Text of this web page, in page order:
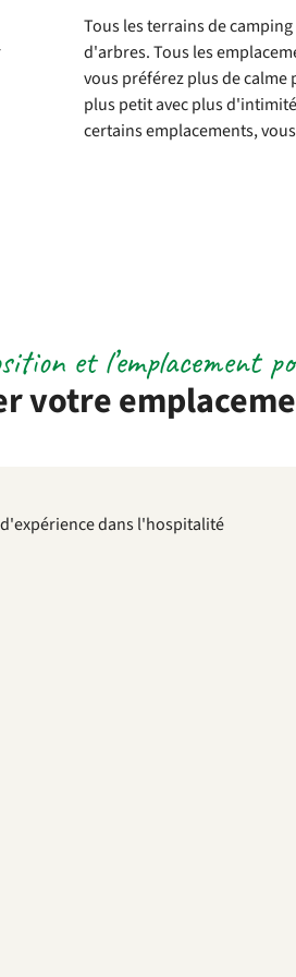
Tous les terrains de
d'arbres. Tous les
vous préférez plus de
plus petit avec plus
certains emplacements,
votre
et l’emplacement
d'expérience dans l'hospitalité